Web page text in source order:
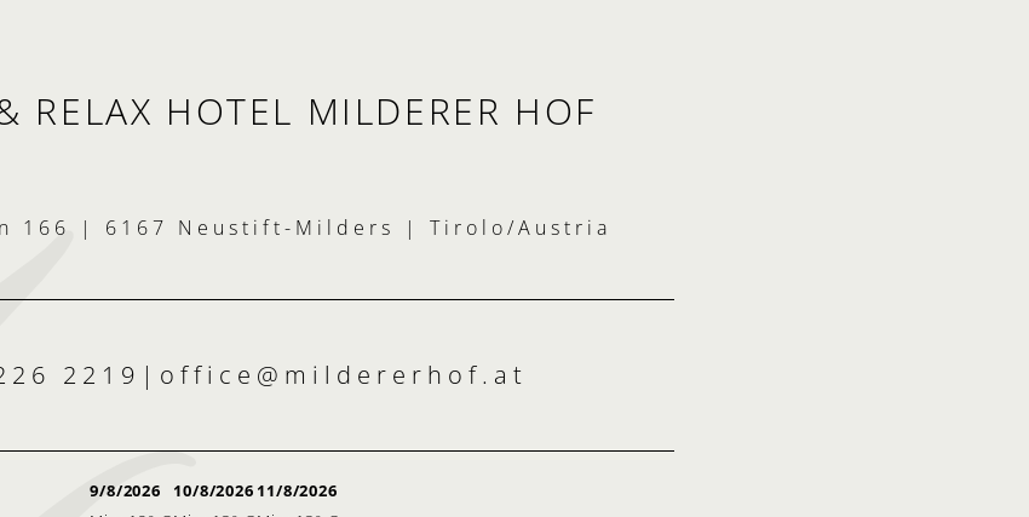
RELAX HOTEL MILDERER HOF
166 | 6167 Neustift-Milders | Tirolo/Austria
2219 | office@ mildererhof. at
9/8/2026
10/8/2026 11/8/2026